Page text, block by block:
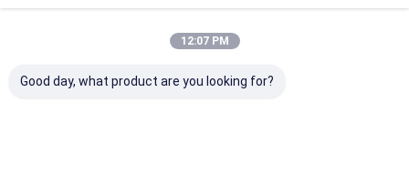
Produits Recommandés
12:07 PM
Good day, what product are you looking for?